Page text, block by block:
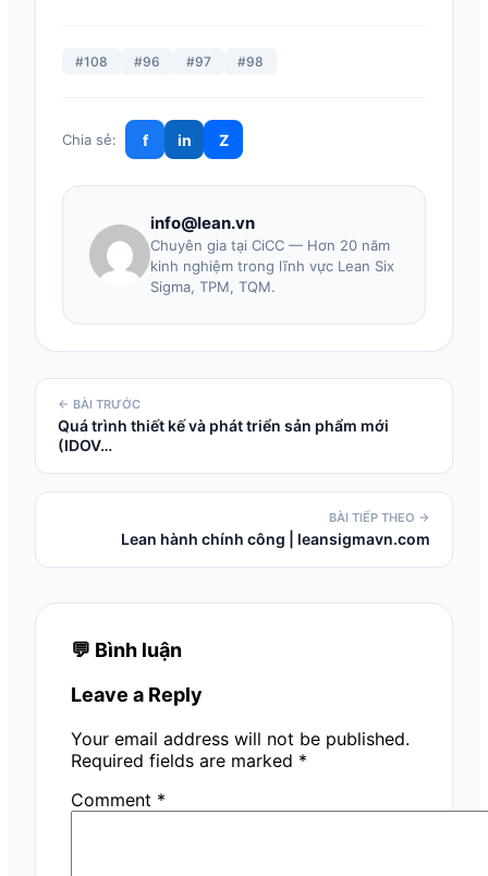
#108 #96 #97 #98
Chia sẻ: f in Z
info@lean.vn
Chuyên gia tại CiCC — Hơn 20 năm
kinh nghiệm trong lĩnh vực Lean Six
Sigma, TPM, TQM.
← BÀI TRƯỚC
Quá trình thiết kế và phát triển sản phẩm mới
(IDOV…
BÀI TIẾP THEO →
Lean hành chính công | leansigmavn.com
💬 Bình luận
Leave a Reply
Your email address will not be published.
Required fields are marked *
Comment *